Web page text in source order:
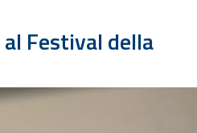
Festival della